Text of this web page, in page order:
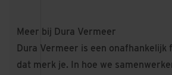
Meer bij Dura Vermeer
Dura Vermeer is een onafhankelijk
dat merk je. In hoe we